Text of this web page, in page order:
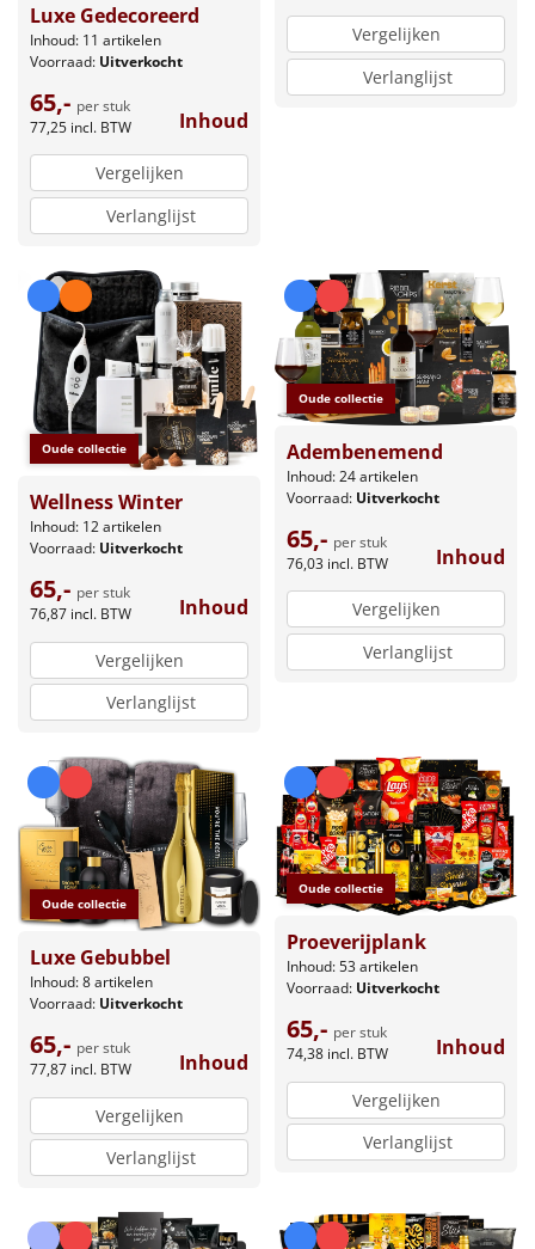
Luxe Gedecoreerd
Inhoud: 11 artikelen
Voorraad: Uitverkocht
65,- per stuk
77,25 incl. BTW Inhoud
Vergelijken
Verlanglijst
Vergelijken
Verlanglijst
Oude collectie
Wellness Winter
Inhoud: 12 artikelen
Voorraad: Uitverkocht
65,- per stuk
76,87 incl. BTW Inhoud
Vergelijken
Verlanglijst
Oude collectie
Adembenemend
Inhoud: 24 artikelen
Voorraad: Uitverkocht
65,- per stuk
76,03 incl. BTW Inhoud
Vergelijken
Verlanglijst
Oude collectie
Luxe Gebubbel
Inhoud: 8 artikelen
Voorraad: Uitverkocht
65,- per stuk
77,87 incl. BTW Inhoud
Vergelijken
Verlanglijst
Oude collectie
Proeverijplank
Inhoud: 53 artikelen
Voorraad: Uitverkocht
65,- per stuk
74,38 incl. BTW Inhoud
Vergelijken
Verlanglijst